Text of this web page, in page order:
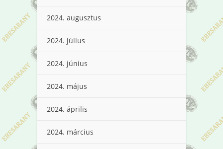
2024. augusztus
2024. július
2024. június
2024. május
2024. április
2024. március